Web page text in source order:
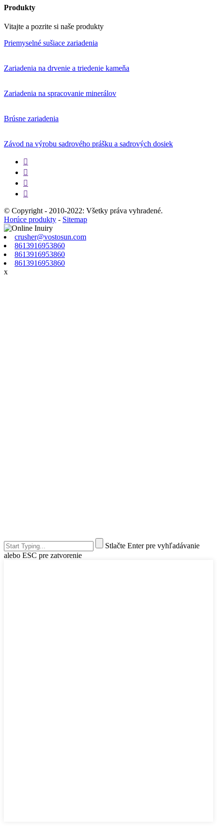
Produkty
Vitajte a pozrite si naše produkty
Priemyselné sušiace zariadenia
Zariadenia na drvenie a triedenie kameňa
Zariadenia na spracovanie minerálov
Brúsne zariadenia
Závod na výrobu sadrového prášku a sadrových dosiek




© Copyright - 2010-2022: Všetky práva vyhradené.
Horúce produkty - Sitemap
crusher@vostosun.com
8613916953860
8613916953860
8613916953860
x
Stlačte Enter pre vyhľadávanie
alebo ESC pre zatvorenie